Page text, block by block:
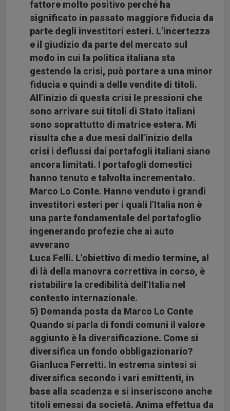
fattore molto positivo perché ha
significato in passato maggiore fiducia da
parte degli investitori esteri. L’incertezza
e il giudizio da parte del mercato sul
modo in cui la politica italiana sta
gestendo la crisi, può portare a una minor
fiducia e quindi a delle vendite di titoli.
All’inizio di questa crisi le pressioni che
sono arrivare sui titoli di Stato italiani
sono soprattutto di matrice estera. Mi
risulta che a due mesi dall’inizio della
crisi i deflussi dai portafogli italiani siano
ancora limitati. I portafogli domestici
hanno tenuto e talvolta incrementato.
Marco Lo Conte. Hanno venduto i grandi
investitori esteri per i quali l’Italia non è
una parte fondamentale del portafoglio
ingenerando profezie che ai auto
avverano
Luca Felli. L’obiettivo di medio termine, al
di là della manovra correttiva in corso, è
ristabilire la credibilità dell’Italia nel
contesto internazionale.
5) Domanda posta da Marco Lo Conte
Quando si parla di fondi comuni il valore
aggiunto è la diversificazione. Come si
diversifica un fondo obbligazionario?
Gianluca Ferretti. In estrema sintesi si
diversifica secondo i vari emittenti, in
base alla scadenza e si inseriscono anche
titoli emessi da società. Anima effettua da